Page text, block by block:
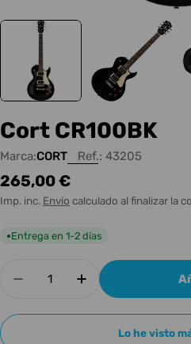
Cort CR100BK
Marca:CORT Ref.: 43205
Precio
habitual
265,00 €
Imp. inc. Envío calculado al finalizar la
●Entrega en 1-2 días
Disminuir cantidad para
Aumentar
Lo he visto